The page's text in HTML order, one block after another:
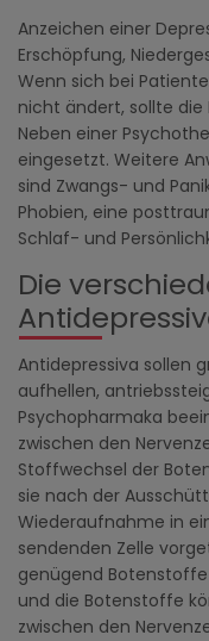
Anzeichen einer
Erschöpfung,
Wenn sich bei
nicht ändert, sollte die
Neben einer
eingesetzt. Weitere
sind Zwangs- und
Phobien, eine
Schlaf- und
Die
Antidepressiva sollen
aufhellen,
Psychopharmaka
zwischen den
Stoffwechsel der
sie nach der
Wiederaufnahme in
sendenden Zelle
genügend
und die Botenstoffe
zwischen den